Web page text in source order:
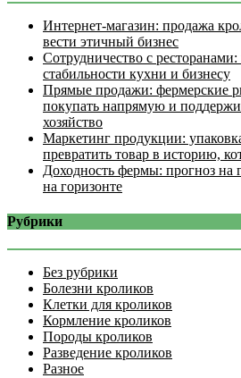
Интернет‑магазин: продажа
вести этичный бизнес
Сотрудничество с
стабильности кухни и бизнесу
Прямые продажи: фермерские
покупать напрямую и
хозяйство
Маркетинг продукции:
превратить товар в историю,
Доходность фермы: прогноз
на горизонте
Рубрики
Без рубрики
Болезни кроликов
Клетки для кроликов
Кормление кроликов
Породы кроликов
Разведение кроликов
Разное